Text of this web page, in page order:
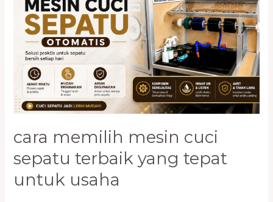
cara memilih mesin cuci
sepatu terbaik yang tepat
untuk usaha
Sepatu
Terbaik
yang
Tepat
untuk
Usaha